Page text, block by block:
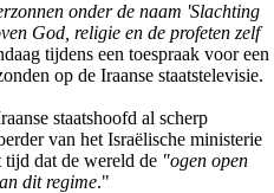
onder de naam 'Slachting
God, religie en de profeten zelf
tijdens een toespraak voor een
op de Iraanse staatstelevisie.
staatshoofd al scherp
van het Israëlische ministerie
dat de wereld de "ogen open
dit regime."